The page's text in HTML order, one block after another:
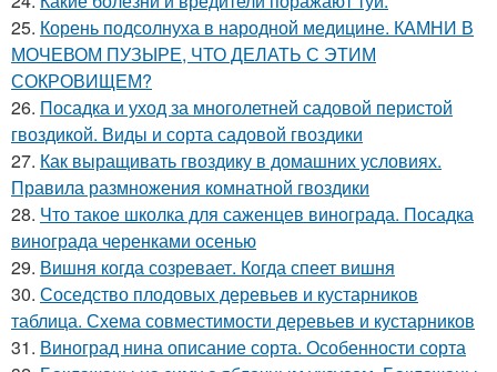
25. Корень подсолнуха в народной медицине. КАМНИ В
МОЧЕВОМ ПУЗЫРЕ, ЧТО ДЕЛАТЬ С ЭТИМ
СОКРОВИЩЕМ?
26. Посадка и уход за многолетней садовой перистой
гвоздикой. Виды и сорта садовой гвоздики
27. Как выращивать гвоздику в домашних условиях.
Правила размножения комнатной гвоздики
28. Что такое школка для саженцев винограда. Посадка
винограда черенками осенью
29. Вишня когда созревает. Когда спеет вишня
30. Соседство плодовых деревьев и кустарников
таблица. Схема совместимости деревьев и кустарников
31. Виноград нина описание сорта. Особенности сорта